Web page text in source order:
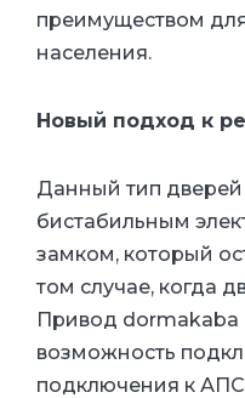
преимуществом
населения.
Новый подход к
Данный тип
бистабильным
замком, который
том случае, когда
Привод dormakaba
возможность
подключения к